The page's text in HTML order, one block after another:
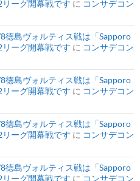
ーグ開幕戦です に コンサデコン
徳島ヴォルティス戦は「Sapporo
ーグ開幕戦です に コンサデコン
徳島ヴォルティス戦は「Sapporo
ーグ開幕戦です に コンサデコン
徳島ヴォルティス戦は「Sapporo
ーグ開幕戦です に コンサデコン
徳島ヴォルティス戦は「Sapporo
ーグ開幕戦です に コンサデコン